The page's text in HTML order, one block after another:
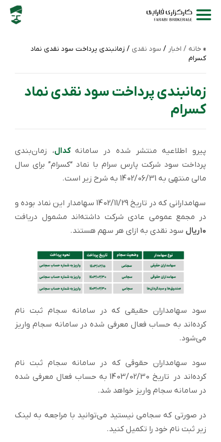
خانه / اخبار / سود نقدی / زمانبندی پرداخت سود نقدی نماد
کسرام
زمانبندی پرداخت سود نقدی نماد
کسرام
پیرو اطلاعیه منتشر شده در سامانهکدال، زمان‌بندی
پرداخت سود شركت پارس سرام با نماد “کسرام” برای سال
مالی منتهی به 1402/06/31 به شرح زیر است.
سهامدارانی که در تاریخ 1402/11/29 سهامدار این نماد بوده و
در مجمع عمومی عادی شرکت داشته‌اند مشمول دریافت
۱۰ریال
سود نقدی به ازای هر سهم هستند.
سود سهامداران حقیقی که در سامانه سجام ثبت نام
کرده‌اند به حساب فعال معرفی شده در سامانه سجام واریز
می‌شود.
سود سهامداران حقوقی که در سامانه سجام ثبت نام
کرده‌اند در تاریخ 1403/02/30 به حساب فعال معرفی شده
در سامانه سجام واریز خواهد شد.
در صورتی که سجامی نیستید می‌توانید با مراجعه به لینک
زیر ثبت نام خود را تکمیل کنید.